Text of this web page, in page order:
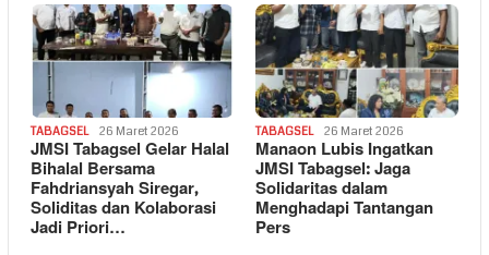
TABAGSEL 26 Maret 2026
JMSI Tabagsel Gelar Halal
Bihalal Bersama
Fahdriansyah Siregar,
Soliditas dan Kolaborasi
Jadi Priori…
TABAGSEL 26 Maret 2026
Manaon Lubis Ingatkan
JMSI Tabagsel: Jaga
Solidaritas dalam
Menghadapi Tantangan
Pers